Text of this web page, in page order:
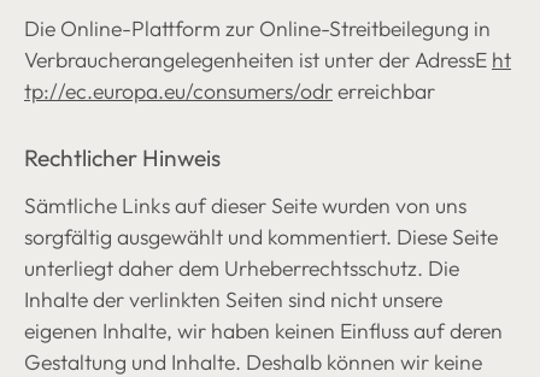
Die Online-Plattform zur Online-Streitbeilegung in
Verbraucherangelegenheiten ist unter der AdressE ht
tp://ec.europa.eu/consumers/odrerreichbar​
Rechtlicher Hinweis
Sämtliche Links auf dieser Seite wurden von uns
sorgfältig ausgewählt und kommentiert. Diese Seite
unterliegt daher dem Urheberrechtsschutz. Die
Inhalte der verlinkten Seiten sind nicht unsere
eigenen Inhalte, wir haben keinen Einfluss auf deren
Gestaltung und Inhalte. Deshalb können wir keine